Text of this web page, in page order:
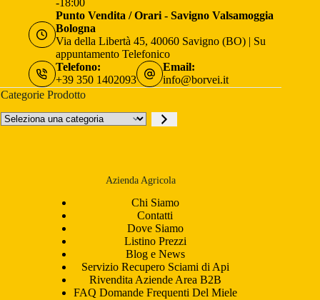
Punto Vendita / Orari - Savigno Valsamoggia
Bologna
Via della Libertà 45, 40060 Savigno (BO) | Su
appuntamento Telefonico
Telefono:
+39 350 1402093
Email:
info@borvei.it
Categorie Prodotto
Seleziona
una
Azienda Agricola
Chi Siamo
Contatti
Dove Siamo
Listino Prezzi
Blog e News
Servizio Recupero Sciami di Api
Rivendita Aziende Area B2B
FAQ Domande Frequenti Del Miele